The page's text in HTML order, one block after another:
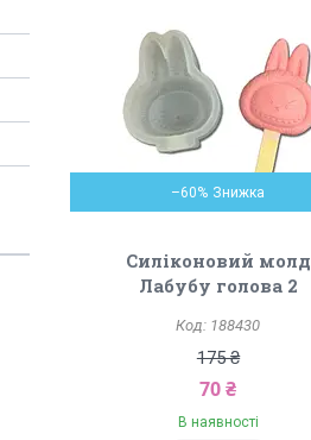
–60%
Силіконовий молд
Лабубу голова 2
188430
175 ₴
70 ₴
В наявності